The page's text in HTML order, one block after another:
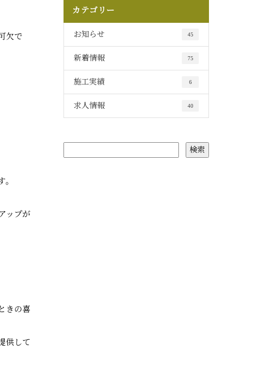
欠で
ップが
きの喜
供して
カテゴリー
お知らせ 45
新着情報 75
施工実績 6
求人情報 40